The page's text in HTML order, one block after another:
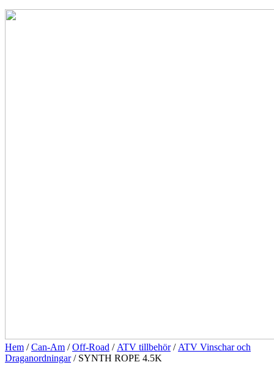
Hem /Can-Am /Off-Road / ATV tillbehör/ ATV Vinschar och
Draganordningar/ SYNTH ROPE 4.5K